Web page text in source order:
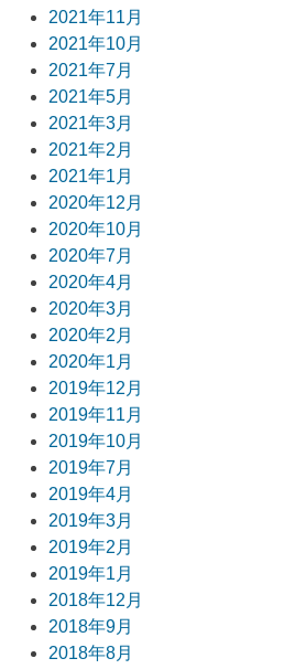
2021年11月
2021年10月
2021年7月
2021年5月
2021年3月
2021年2月
2021年1月
2020年12月
2020年10月
2020年7月
2020年4月
2020年3月
2020年2月
2020年1月
2019年12月
2019年11月
2019年10月
2019年7月
2019年4月
2019年3月
2019年2月
2019年1月
2018年12月
2018年9月
2018年8月